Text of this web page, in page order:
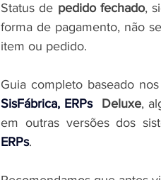
Status de pedido fechado,
forma de pagamento, não
item ou pedido.
Guia completo baseado nos
SisFábrica, ERPs
Deluxe,
em outras versões dos
ERPs.